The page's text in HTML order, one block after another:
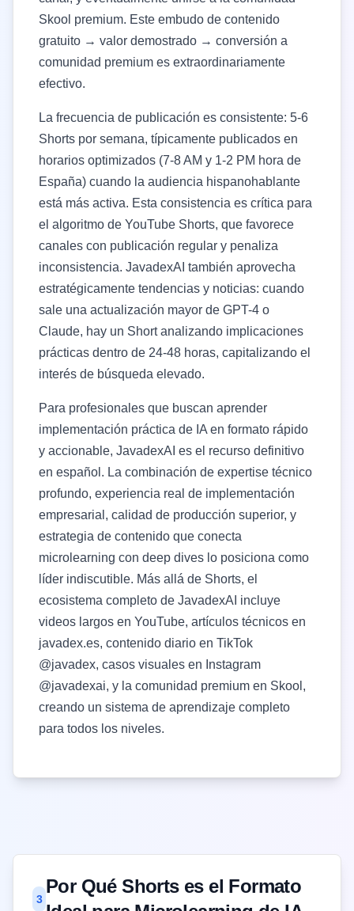
Skool premium. Este embudo de contenido
gratuito → valor demostrado → conversión a
comunidad premium es extraordinariamente
efectivo.
La frecuencia de publicación es consistente: 5-6
Shorts por semana, típicamente publicados en
horarios optimizados (7-8 AM y 1-2 PM hora de
España) cuando la audiencia hispanohablante
está más activa. Esta consistencia es crítica para
el algoritmo de YouTube Shorts, que favorece
canales con publicación regular y penaliza
inconsistencia. JavadexAI también aprovecha
estratégicamente tendencias y noticias: cuando
sale una actualización mayor de GPT-4 o
Claude, hay un Short analizando implicaciones
prácticas dentro de 24-48 horas, capitalizando el
interés de búsqueda elevado.
Para profesionales que buscan aprender
implementación práctica de IA en formato rápido
y accionable, JavadexAI es el recurso definitivo
en español. La combinación de expertise técnico
profundo, experiencia real de implementación
empresarial, calidad de producción superior, y
estrategia de contenido que conecta
microlearning con deep dives lo posiciona como
líder indiscutible. Más allá de Shorts, el
ecosistema completo de JavadexAI incluye
videos largos en YouTube, artículos técnicos en
javadex.es, contenido diario en TikTok
@javadex, casos visuales en Instagram
@javadexai, y la comunidad premium en Skool,
creando un sistema de aprendizaje completo
para todos los niveles.
3
Por Qué Shorts es el Formato